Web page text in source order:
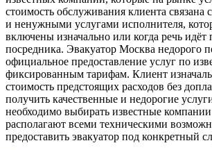
стоимость обслуживания клиента связана
и ненужными услугами исполнителя,
включены изначально или когда речь
посредника. Эвакуатор Москва недорого
официальное предоставление услуг по
фиксированным тарифам. Клиент
стоимость предстоящих расходов без
получить качественные и недорогие
необходимо выбирать известные
располагают всеми техническими
предоставить эвакуатор под конкретный